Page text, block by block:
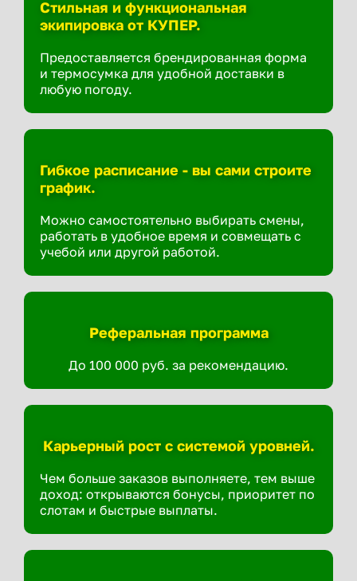
Стильная и функциональная
экипировка от КУПЕР.
Предоставляется брендированная форма
и термосумка для удобной доставки в
любую погоду.
Гибкое расписание - вы сами строите
график.
Можно самостоятельно выбирать смены,
работать в удобное время и совмещать с
учебой или другой работой.
Реферальная программа
До 100 000 руб. за рекомендацию.
Карьерный рост с системой уровней.
Чем больше заказов выполняете, тем выше
доход: открываются бонусы, приоритет по
слотам и быстрые выплаты.